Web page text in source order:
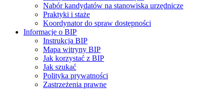
Nabór kandydatów na stanowiska urzędnicze
Praktyki i staże
Koordynator do spraw dostępności
Informacje o BIP
Instrukcja BIP
Mapa witryny BIP
Jak korzystać z BIP
Jak szukać
Polityka prywatności
Zastrzeżenia prawne